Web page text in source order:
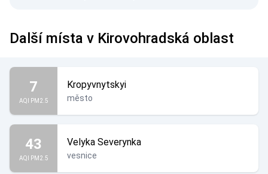
Další místa v Kirovohradská oblast
7
AQI PM2.5
Kropyvnytskyi
město
43
AQI PM2.5
Velyka Severynka
vesnice